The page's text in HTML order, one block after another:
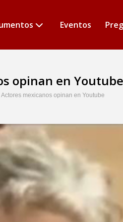
Eventos
opinan en Youtube
Actores mexicanos opinan en Youtube